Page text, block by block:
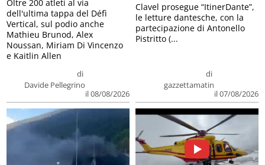
di
Davide Pellegrino
il 08/08/2026
Oltre 200 atleti al via
dell'ultima tappa del Défì
Vertical, sul podio anche
Mathieu Brunod, Alex
Noussan, Miriam Di Vincenzo
e Kaitlin Allen
di
gazzettamatin
il 07/08/2026
Clavel prosegue “ItinerDante”,
le letture dantesche, con la
partecipazione di Antonello
Pistritto (...